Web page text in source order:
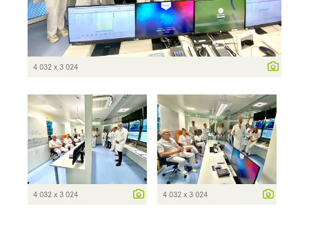
4 032 x 3 024
4 032 x 3 024 4 032 x 3 024